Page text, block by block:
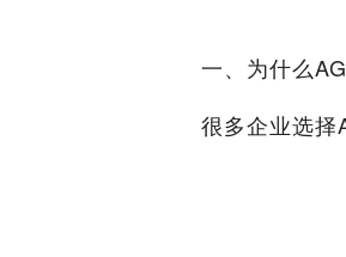
一、为什么
很多企业选择